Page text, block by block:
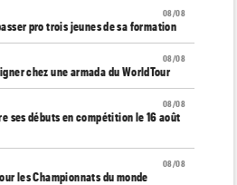
08/08
pro trois jeunes de sa formation
08/08
chez une armada du WorldTour
08/08
ses débuts en compétition le 16 août
08/08
les Championnats du monde